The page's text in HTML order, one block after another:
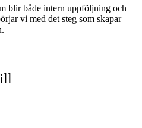
blir både intern uppföljning och
vi med det steg som skapar